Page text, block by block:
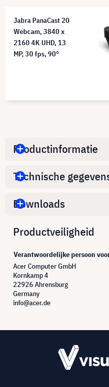
Jabra PanaCast 20
Webcam, 3840 x
2160 4K UHD, 13
MP, 30 fps, 90°
Productinformatie
Technische
Downloads
Productveiligheid
Verantwoordelijke persoon
Acer Computer GmbH
Kornkamp 4
22926 Ahrensburg
Germany
info@acer.de